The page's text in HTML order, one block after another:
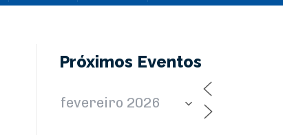
Próximos Eventos